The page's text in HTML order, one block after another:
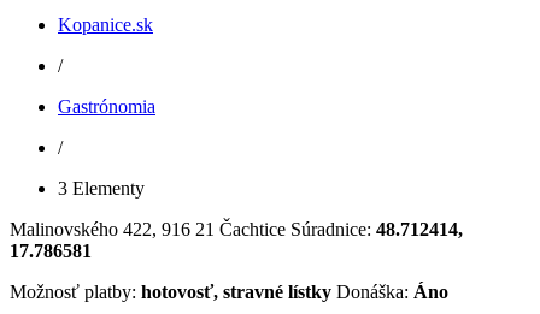
Kopanice.sk
/
Gastrónomia
/
3 Elementy
Malinovského 422, 916 21 Čachtice Súradnice: 48.712414,
17.786581
Možnosť platby: hotovosť, stravné lístky Donáška: Áno